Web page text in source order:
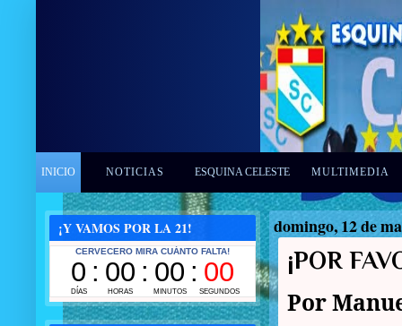
INICIO NOTICIAS ESQUINA CELESTE MULTIMEDIA
domingo, 12 de
¡POR
Por
¡Y VAMOS POR LA 21!